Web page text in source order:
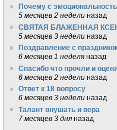
Почему с
5 месяцев 2 недели назад
СВЯТАЯ БЛАЖЕННАЯ
5 месяцев 3 недели назад
Поздравление с
6 месяцев 1 неделя назад
Спасибо что прочли и
6 месяцев 2 недели назад
Ответ к 18 вопросу
6 месяцев 3 недели назад
Талант внушать и вера
7 месяцев 3 дня назад